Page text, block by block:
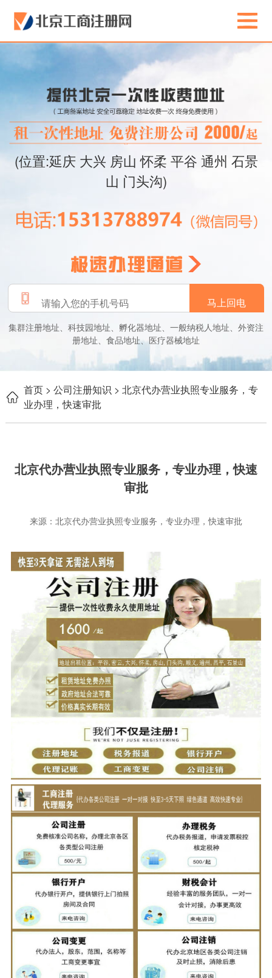
(位置:延庆 大兴 房山 怀柔 平谷 通州 石景
山 门头沟)
马上回电
集群注册地址、科技园地址、孵化器地址、一般纳税人地址、外资注
册地址、食品地址、医疗器械地址
首页 > 公司注册知识 > 北京代办营业执照专业服务，专
业办理，快速审批
北京代办营业执照专业服务，专业办理，快速
审批
来源：北京代办营业执照专业服务，专业办理，快速审批